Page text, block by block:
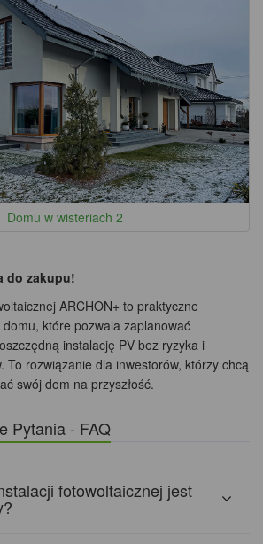
Domu w wisteriach 2
do zakupu!
ARCHON+ to praktyczne
domu, które pozwala zaplanować
instalację PV bez ryzyka i
To rozwiązanie dla inwestorów, którzy chcą
swój dom na przyszłość.
Pytania - FAQ
fotowoltaicznej jest